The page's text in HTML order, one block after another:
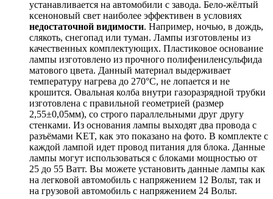
устанавливается на автомобили с завода. Бело-жёлтый
ксеноновый свет наиболее эффективен в условиях
недостаточной видимости. Например, ночью, в дождь,
слякоть, снегопад или туман. Лампы изготовлены из
качественных комплектующих. Пластиковое основание
лампы изготовлено из прочного полифениленсульфида
матового цвета. Данный материал выдерживает
температуру нагрева до 270°С, не лопается и не
крошится. Овальная колба внутри газоразрядной трубки
изготовлена с правильной геометрией (размер
2,55±0,05мм), со строго параллельными друг другу
стенками. Из основания лампы выходят два провода с
разъёмами KET, как это показано на фото. В комплекте с
каждой лампой идет провод питания для блока. Данные
лампы могут использоваться с блоками мощностью от
25 до 55 Ватт. Вы можете установить данные лампы как
на легковой автомобиль с напряжением 12 Вольт, так и
на грузовой автомобиль с напряжением 24 Вольт.